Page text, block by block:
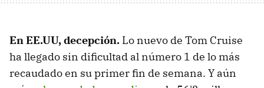
En EE.UU, decepción. Lo nuevo de Tom Cruise
ha llegado sin dificultad al número 1 de lo más
recaudado en su primer fin de semana. Y aún